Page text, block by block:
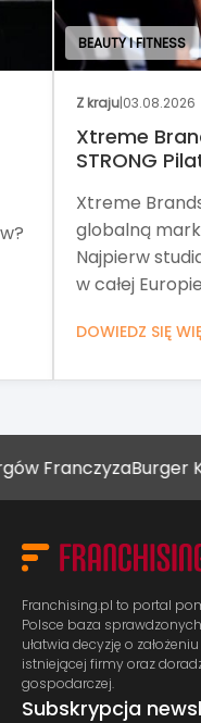
BEAUTY I FITNESS
Z kraju|03.08.2026
Xtreme
STRONG
Xtreme
globalną
Najpierw
w całej
DOWIEDZ SIĘ
Burger King
Franchising.pl to portal
Polsce baza
ułatwia decyzję o
istniejącej firmy oraz
gospodarczej.
Subskrypcja